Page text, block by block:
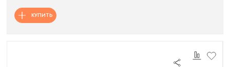
КУПИТЬ